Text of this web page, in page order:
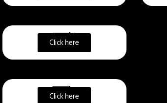
ডেমো ২
Click here
ডেমো ৩
Click here